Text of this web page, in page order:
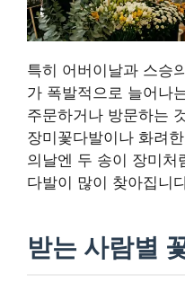
특히 어버이날과 스승
가 폭발적으로 늘어나
주문하거나 방문하는
장미꽃다발이나 화려
의날엔 두 송이 장미처
다발이 많이 찾아집니
받는 사람별